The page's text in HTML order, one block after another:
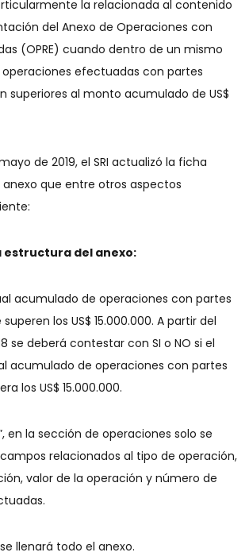
la relacionada al contenido
del Anexo de Operaciones con
(OPRE) cuando dentro de un mismo
efectuadas con partes
superiores al monto acumulado de US$
de 2019, el SRI actualizó la ficha
que entre otros aspectos
estructura del anexo:
acumulado de operaciones con partes
los US$ 15.000.000. A partir del
se deberá contestar con SI o NO si el
acumulado de operaciones con partes
los US$ 15.000.000.
en la sección de operaciones solo se
relacionados al tipo de operación,
valor de la operación y número de
se llenará todo el anexo.